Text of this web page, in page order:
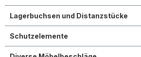
Lagerbuchsen und Distanzstücke
Schutzelemente